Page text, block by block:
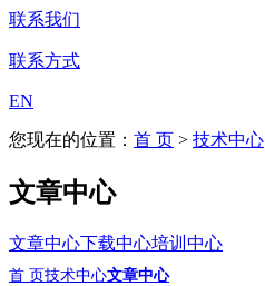
联系我们
联系方式
EN
您现在的位置： 首 页 > 技术中心
文章中心
文章中心下载中心培训中心
首 页技术中心文章中心